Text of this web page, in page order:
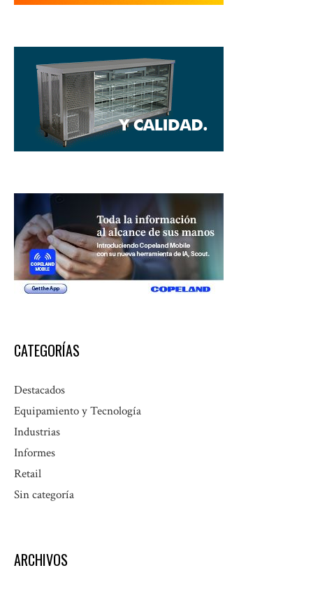
CATEGORÍAS
Destacados
Equipamiento y Tecnología
Industrias
Informes
Retail
Sin categoría
ARCHIVOS